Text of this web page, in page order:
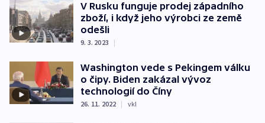
V Rusku funguje prodej západního
zboží, i když jeho výrobci ze země
odešli
9. 3. 2023 |
Washington vede s Pekingem válku
o čipy. Biden zakázal vývoz
technologií do Číny
26. 11. 2022 | vkl